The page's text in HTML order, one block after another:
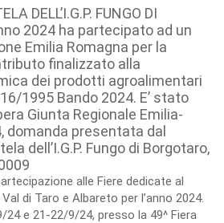
DELL’I.G.P. FUNGO DI
2024 ha partecipato ad un
Emilia Romagna per la
finalizzato alla
dei prodotti agroalimentari
1995 Bando 2024. E’ stato
Giunta Regionale Emilia-
domanda presentata dal
dell’I.G.P. Fungo di Borgotaro,
alle Fiere dedicate al
di Taro e Albareto per l’anno 2024.
24 e 21-22/9/24, presso la 49^ Fiera